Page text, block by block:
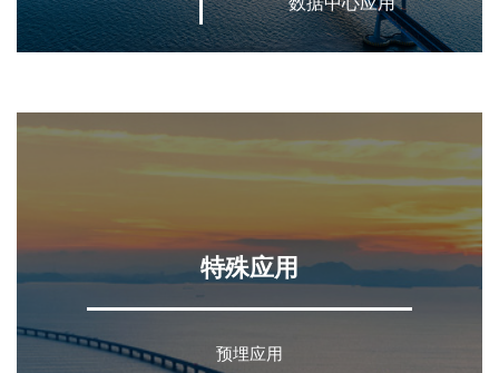
特殊应用
预埋应用